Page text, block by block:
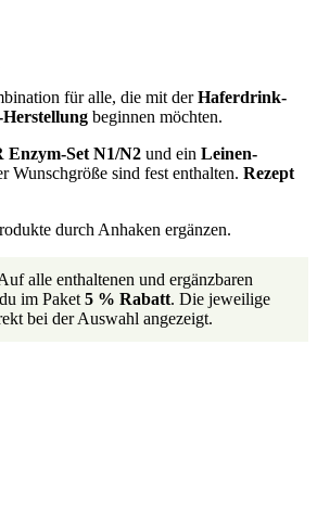
€.
für alle, die mit derHaferdrink-
beginnen möchten.
Set N1/N2 und einLeinen-
Wunschgröße sind fest enthalten.Rezept
durch Anhaken ergänzen.
alle enthaltenen und ergänzbaren
im Paket5 % Rabatt. Die jeweilige
bei der Auswahl angezeigt.